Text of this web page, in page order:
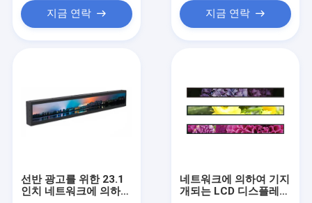
지금 연락 지금 연락
선반 광고를 위한 23.1
인치 네트워크에 의하여
네트워크에 의하여 기지
개되는 LCD 디스플레이